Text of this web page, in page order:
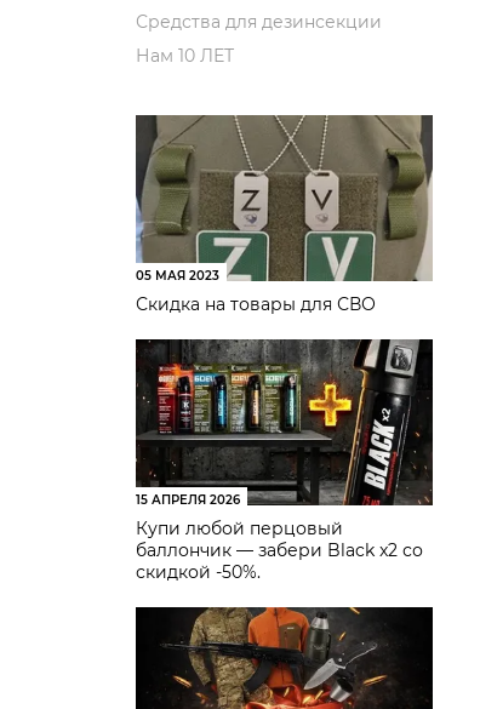
Средства для дезинсекции
Нам 10 ЛЕТ
05 МАЯ 2023
Скидка на товары для СВО
15 АПРЕЛЯ 2026
Купи любой перцовый
баллончик — забери Black x2 со
скидкой -50%.